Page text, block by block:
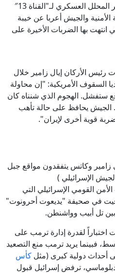
تبنت لغة تصعيدية علنية؛ إذ يشير المحلل العسكري لـ"القناة 13″
والجيش أعربا عن خيبة
انتهت بها الضربات الأخيرة على
الأركان إيال زامير خلال
السقوف الأمريكية: "إن محاولة
ستفشل. الهجوم الذي شنناه كان
الجيش يحافظ على حالة تأهب
قوية أخرى لإيران".
زامير وكاتس يتفقدون مواقع جبل
الإسرائيلي )
القومي الإسرائيلي التي
في صحيفة "يديعوت أحرونوت"
تل أبيب وواشنطن.
لقدرة إدارة ترمب على
فبينما يريد ترمب منع التصعيد
دولية كبرى (مثل كأس
ترفض إسرائيل قبول